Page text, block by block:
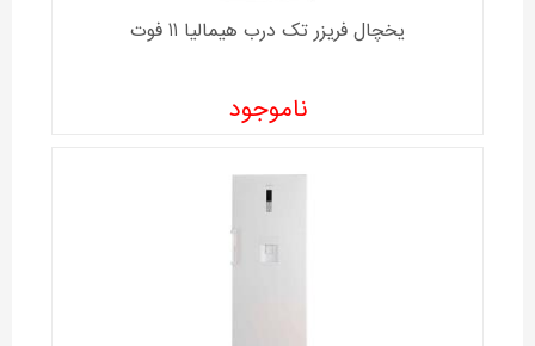
یخچال فریزر تک درب هیمالیا 11 فوت
ناموجود